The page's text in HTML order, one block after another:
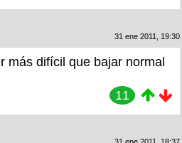
31 ene 2011, 19:30
más difícil que bajar normal
11
31 ene 2011, 18:37